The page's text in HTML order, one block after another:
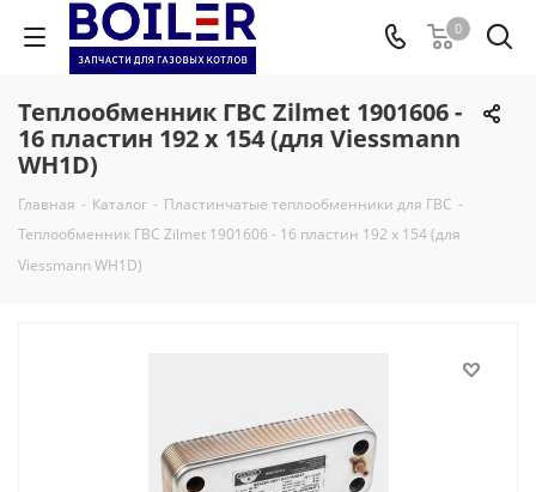
0
Теплообменник ГВС Zilmet 1901606 -
16 пластин 192 x 154 (для Viessmann
WH1D)
Главная - Каталог - Пластинчатые теплообменники для ГВС -
Теплообменник ГВС Zilmet 1901606 - 16 пластин 192 x 154 (для
Viessmann WH1D)